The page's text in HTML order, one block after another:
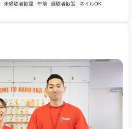
未経験者歓迎 午前 経験者歓迎
ネイルOK